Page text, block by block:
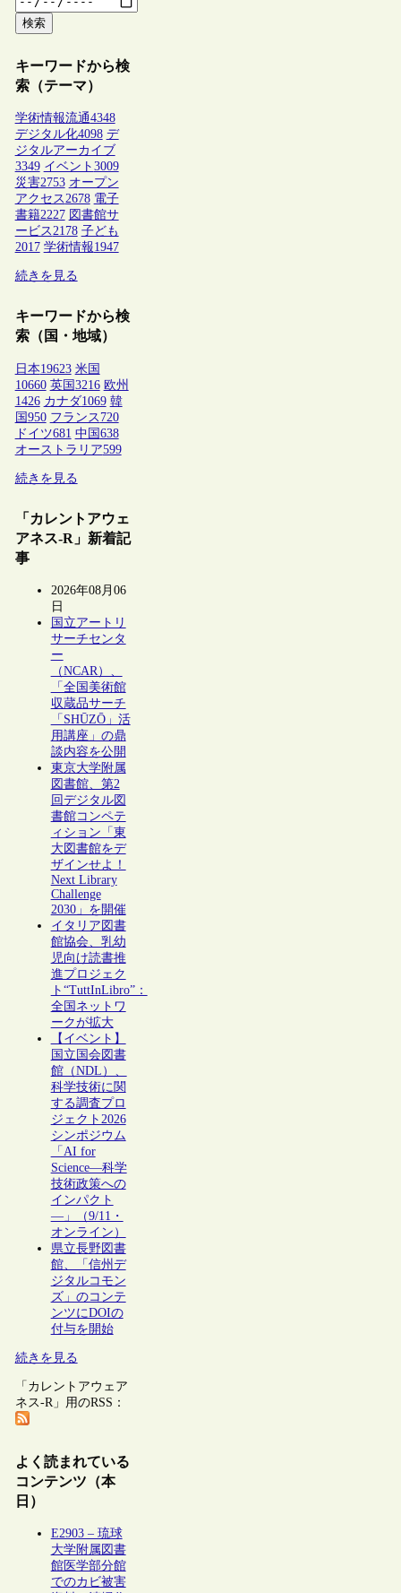
検索
キーワードから検
索（テーマ）
学術情報流通4348
デジタル化4098 デ
ジタルアーカイブ
3349 イベント 3009
災害2753 オープン
アクセス2678 電子
書籍2227 図書館サ
ービス2178 子ども
2017 学術情報1947
続きを見る
キーワードから検
索（国・地域）
日本19623 米国
10660 英国 3216 欧州
1426 カナダ1069 韓
国 950 フランス 720
ドイツ681 中国 638
オーストラリア599
続きを見る
「カレントアウェ
アネス-R」新着記
事
2026年08月06
日
国立アートリ
サーチセンタ
ー
（NCAR）、
「全国美術館
収蔵品サーチ
「SHŪZŌ」活
用講座」の鼎
談内容を公開
東京大学附属
図書館、第2
回デジタル図
書館コンペテ
ィション「東
大図書館をデ
ザインせよ！
Next Library
Challenge
2030」を開催
イタリア図書
館協会、乳幼
児向け読書推
進プロジェク
ト“TuttInLibro”：
全国ネットワ
ークが拡大
【イベント】
国立国会図書
館（NDL）、
科学技術に関
する調査プロ
ジェクト2026
シンポジウム
「AI for
Science―科学
技術政策への
インパクト
―」（9/11・
オンライン）
県立長野図書
館、「信州デ
ジタルコモン
ズ」のコンテ
ンツにDOIの
付与を開始
続きを見る
「カレントアウェア
ネス-R」用のRSS：
よく読まれている
コンテンツ（本
日）
E2903 – 琉球
大学附属図書
館医学部分館
でのカビ被害